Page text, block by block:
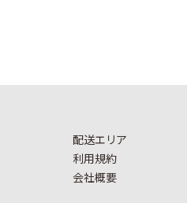
配送エリア
利用規約
会社概要